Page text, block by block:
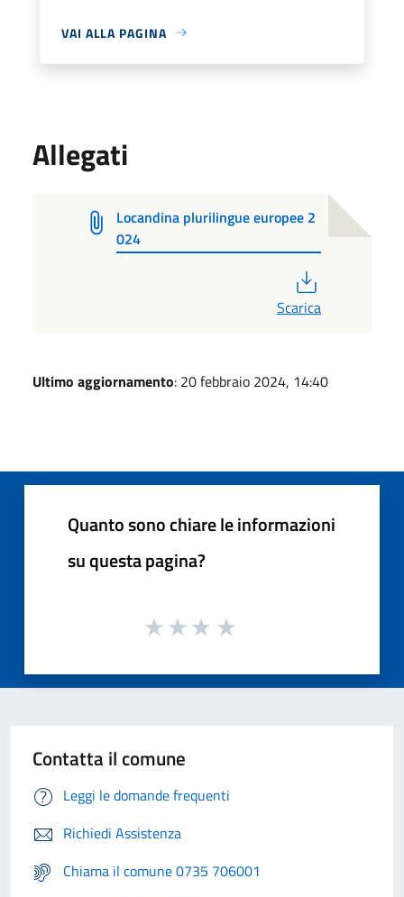
VAI ALLA PAGINA
Allegati
Locandina plurilingue europee 2
024
Scarica
Ultimo aggiornamento: 20 febbraio 2024, 14:40
Quanto sono chiare le informazioni
su questa pagina?
Contatta il comune
Leggi le domande frequenti
Richiedi Assistenza
Chiama il comune 0735 706001